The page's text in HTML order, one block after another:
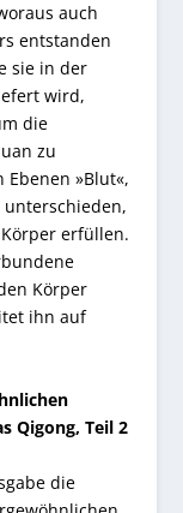
auch
entstanden
sie in der
wird,
die
zu
»Blut«,
unterschieden,
erfüllen.
Körper
ihn auf
Qigong, Teil 2
die